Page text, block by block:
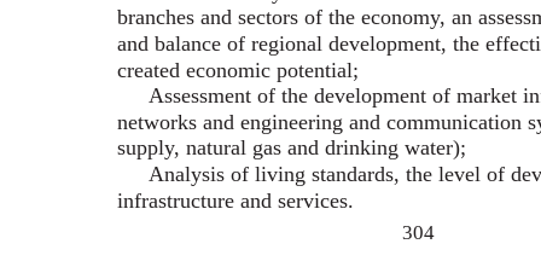
304
branches and sectors of the economy, an
and balance of regional development, the
created economic potential;
Assessment of the development of market
networks and engineering and communication
supply, natural gas and drinking water);
Analysis of living standards, the level of
infrastructure and services.